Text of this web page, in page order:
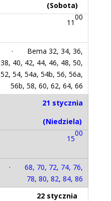
(Sobota)
11
00
· Bema 32, 34, 36,
38, 40, 42, 44, 46, 48, 50,
52, 54, 54a, 54b, 56, 56a,
56b, 58, 60, 62, 64, 66
21 stycznia
(Niedziela)
15
00
·
68, 70, 72, 74, 76,
78, 80, 82, 84, 86
22 stycznia